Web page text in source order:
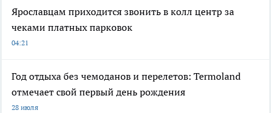
Ярославцам приходится звонить в колл центр за
чеками платных парковок
04:21
Год отдыха без чемоданов и перелетов: Termoland
отмечает свой первый день рождения
28 июля